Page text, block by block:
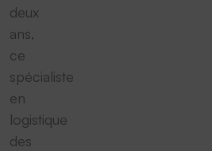
deux
ans,
ce
spécialiste
en
logistique
des